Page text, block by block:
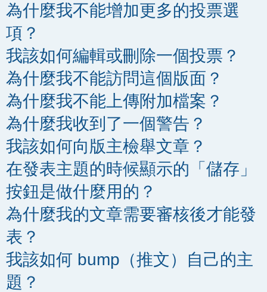
為什麼我不能增加更多的投票選
項？
我該如何編輯或刪除一個投票？
為什麼我不能訪問這個版面？
為什麼我不能上傳附加檔案？
為什麼我收到了一個警告？
我該如何向版主檢舉文章？
在發表主題的時候顯示的「儲存」
按鈕是做什麼用的？
為什麼我的文章需要審核後才能發
表？
我該如何 bump（推文）自己的主
題？